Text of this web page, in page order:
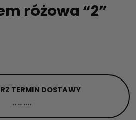
różowa “2”
TERMIN DOSTAWY